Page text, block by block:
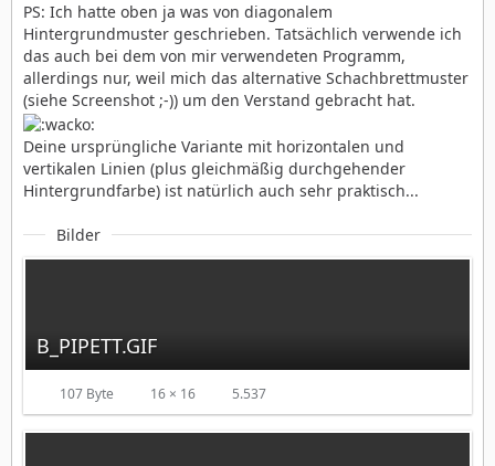
PS: Ich hatte oben ja was von diagonalem
Hintergrundmuster geschrieben. Tatsächlich verwende ich
das auch bei dem von mir verwendeten Programm,
allerdings nur, weil mich das alternative Schachbrettmuster
(siehe Screenshot ;-)) um den Verstand gebracht hat.
Deine ursprüngliche Variante mit horizontalen und
vertikalen Linien (plus gleichmäßig durchgehender
Hintergrundfarbe) ist natürlich auch sehr praktisch...
Bilder
B_PIPETT.GIF
107 Byte 16 × 16 5.537